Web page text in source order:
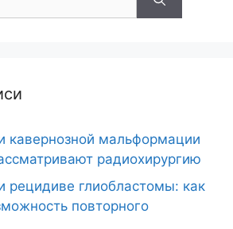
кавернозной мальформации
радиохирургию
глиобластомы: как
повторного